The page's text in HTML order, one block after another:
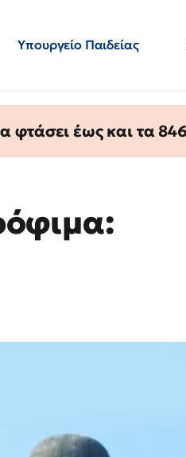
Υπουργείο Παιδείας
έως και τα 846